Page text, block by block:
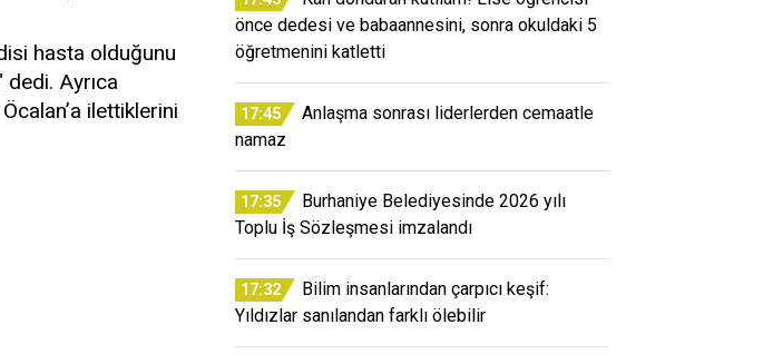
hasta olduğunu
Ayrıca
ilettiklerini
önce dedesi ve babaannesini, sonra okuldaki 5
öğretmenini katletti
17:45
Anlaşma sonrası liderlerden cemaatle
namaz
17:35
Burhaniye Belediyesinde 2026 yılı
Toplu İş Sözleşmesi imzalandı
17:32
Bilim insanlarından çarpıcı keşif:
Yıldızlar sanılandan farklı ölebilir